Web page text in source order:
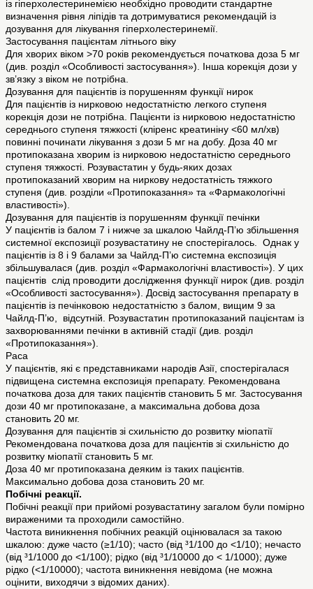
із гіперхолестеринемією необхідно проводити стандартне
визначення рівня ліпідів та дотримуватися рекомендацій із
дозування для лікування гіперхолестеринемії.
Застосування пацієнтам літнього віку
Для хворих віком >70 років рекомендується початкова доза 5 мг
(див. розділ «Особливості застосування»). Інша корекція дози у
зв’язку з віком не потрібна.
Дозування для пацієнтів із порушенням функції нирок
Для пацієнтів із нирковою недостатністю легкого ступеня
корекція дози не потрібна. Пацієнти із нирковою недостатністю
середнього ступеня тяжкості (кліренс креатиніну <60 мл/хв)
повинні починати лікування з дози 5 мг на добу. Доза 40 мг
протипоказана хворим із нирковою недостатністю середнього
ступеня тяжкості. Розувастатин у будь-яких дозах
протипоказаний хворим на ниркову недостатність тяжкого
ступеня (див. розділи «Протипоказання» та «Фармакологічні
властивості»).
Дозування для пацієнтів із порушенням функції печінки
У пацієнтів із балом 7 і нижче за шкалою Чайлд-П’ю збільшення
системної експозиції розувастатину не спостерігалось. Однак у
пацієнтів із 8 і 9 балами за Чайлд-П’ю системна експозиція
збільшувалася (див. розділ «Фармакологічні властивості»). У цих
пацієнтів слід проводити дослідження функції нирок (див. розділ
«Особливості застосування»). Досвід застосування препарату в
пацієнтів із печінковою недостатністю з балом, вищим 9 за
Чайлд-П’ю, відсутній. Розувастатин протипоказаний пацієнтам із
захворюваннями печінки в активній стадії (див. розділ
«Протипоказання»).
Раса
У пацієнтів, які є представниками народів Азії, спостерігалася
підвищена системна експозиція препарату. Рекомендована
початкова доза для таких пацієнтів становить 5 мг. Застосування
дози 40 мг протипоказане, а максимальна добова доза
становить 20 мг.
Дозування для пацієнтів зі схильністю до розвитку міопатії
Рекомендована початкова доза для пацієнтів зі схильністю до
розвитку міопатії становить 5 мг.
Доза 40 мг протипоказана деяким із таких пацієнтів.
Максимально добова доза становить 20 мг.
Побічні реакції.
Побічні реакції при прийомі розувастатину загалом були помірно
вираженими та проходили самостійно.
Частота виникнення побічних реакцій оцінювалася за такою
шкалою: дуже часто (≥1/10); часто (від ³1/100 до <1/10); нечасто
(від ³1/1000 до <1/100); рідко (від ³1/10000 до < 1/1000); дуже
рідко (<1/10000); частота виникнення невідома (не можна
оцінити, виходячи з відомих даних).